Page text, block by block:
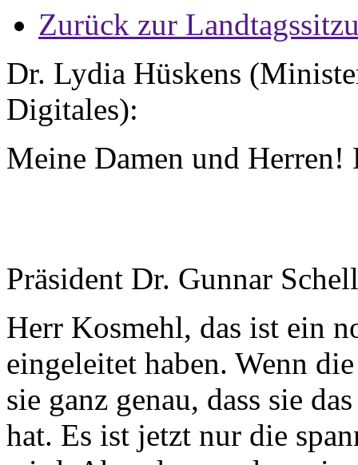
Zurück zur
Dr. Lydia Hüskens
Digitales):
Meine Damen und
Präsident Dr. Gunnar
Herr Kosmehl, das ist ein
eingeleitet haben. Wenn
sie ganz genau, dass sie
hat. Es ist jetzt nur die